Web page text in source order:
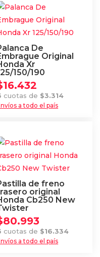
De
Original
Xr
150/190
a todo el país
16.432
cuotas de $3.314
de freno
original
Cb250 New
a todo el país
80.993
cuotas de $16.334